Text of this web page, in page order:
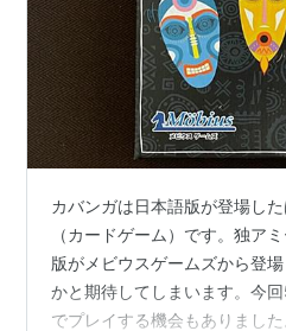
カバンガは日本語版が登場し
（カードゲーム）です。独ア
版がメビウスゲームズから登
かと期待してしまいます。今
でプレイする機会もありまし